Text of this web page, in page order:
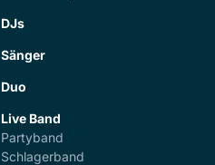
DJs
Sänger
Duo
Live Band
Partyband
Schlagerband